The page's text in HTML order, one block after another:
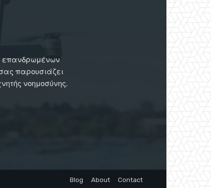
επανδρωμένων
παρουσιάζει
νοημοσύνης.
Blog About Contact